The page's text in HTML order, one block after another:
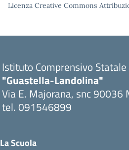
Licenza Creative Commons
Istituto Comprensivo Statale
"Guastella-Landolina"
Via E. Majorana, snc
tel. 091546899
La Scuola